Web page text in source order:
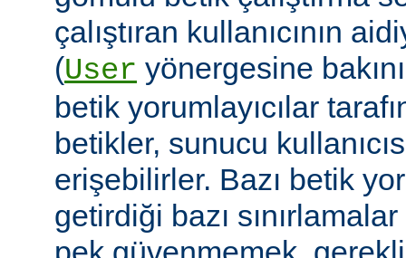
çalıştıran kullanıcının
(User yönergesine
betik yorumlayıcılar
betikler, sunucu
erişebilirler. Bazı betik
getirdiği bazı